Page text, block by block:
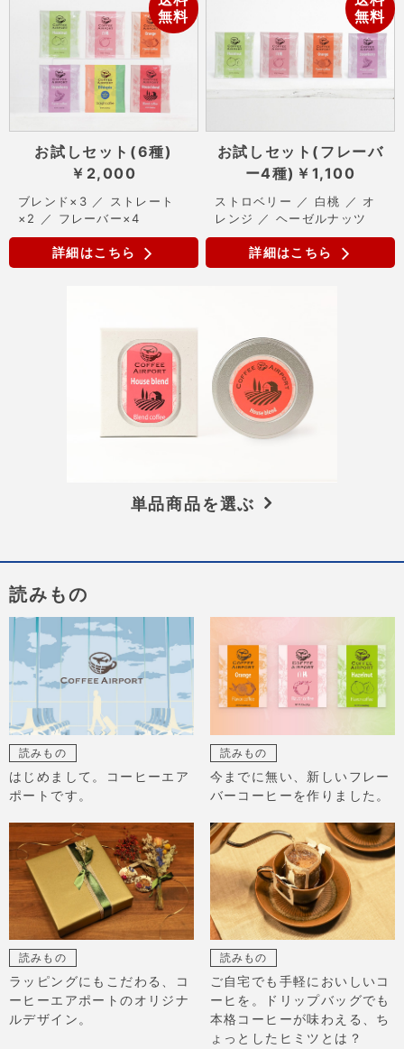
無料
お試しセット(6種)
￥2,000
ブレンド×3 ／ ストレート
×2 ／ フレーバー×4
詳細はこちら
無料
お試しセット(フレーバ
ー4種) ￥1,100
ストロベリー ／ 白桃 ／ オ
レンジ ／ ヘーゼルナッツ
詳細はこちら
単品商品を選ぶ
読みもの
読みもの
はじめまして。コーヒーエア
ポートです。
読みもの
今までに無い、新しいフレー
バーコーヒーを作りました。
読みもの
ラッピングにもこだわる、コ
ーヒーエアポートのオリジナ
ルデザイン。
読みもの
ご自宅でも手軽においしいコ
ーヒを。ドリップバッグでも
本格コーヒーが味わえる、ち
ょっとしたヒミツとは？